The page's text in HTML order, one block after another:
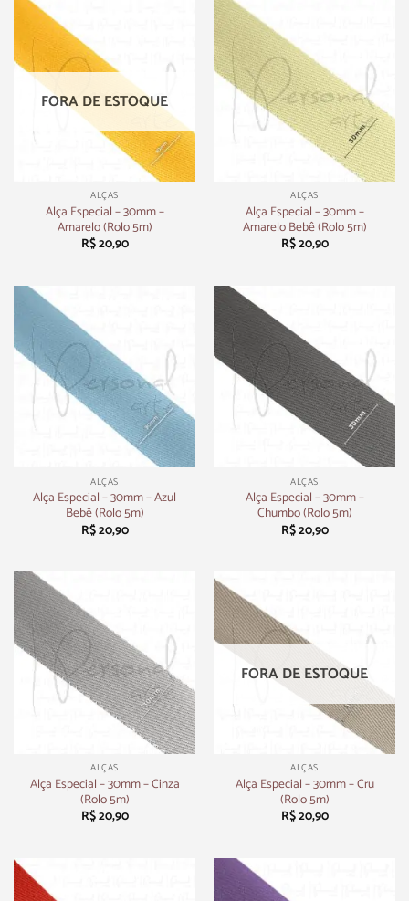
FORA DE ESTOQUE
ALÇAS
Alça Especial – 30mm –
Amarelo (Rolo 5m)
R$20,90
ALÇAS
Alça Especial – 30mm –
Amarelo Bebê (Rolo 5m)
R$20,90
ALÇAS
Alça Especial – 30mm – Azul
Bebê (Rolo 5m)
R$20,90
ALÇAS
Alça Especial – 30mm –
Chumbo (Rolo 5m)
R$20,90
ALÇAS
Alça Especial – 30mm – Cinza
(Rolo 5m)
R$20,90
FORA DE ESTOQUE
ALÇAS
Alça Especial – 30mm – Cru
(Rolo 5m)
R$20,90